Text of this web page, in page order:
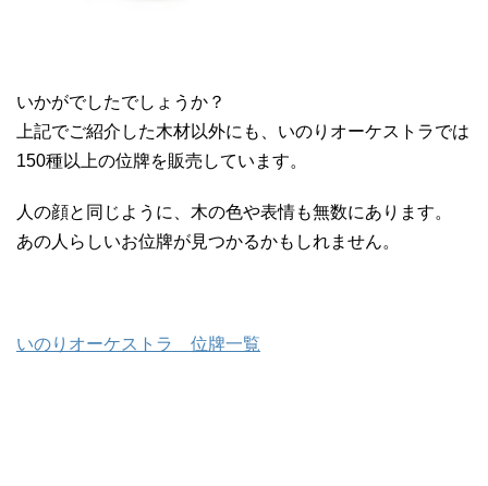
いかがでしたでしょうか？
上記でご紹介した木材以外にも、いのりオーケストラでは
150種以上の位牌を販売しています。
人の顔と同じように、木の色や表情も無数にあります。
あの人らしいお位牌が見つかるかもしれません。
いのりオーケストラ 位牌一覧